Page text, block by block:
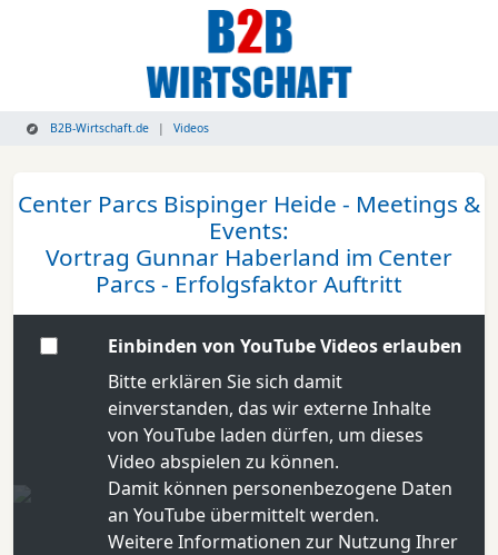
B2B-Wirtschaft.de Videos
Center Parcs Bispinger Heide - Meetings &
Events:
Vortrag Gunnar Haberland im Center
Parcs - Erfolgsfaktor Auftritt
Einbinden von YouTube Videos erlauben
Bitte erklären Sie sich damit
einverstanden, das wir externe Inhalte
von YouTube laden dürfen, um dieses
Video abspielen zu können.
Damit können personenbezogene Daten
an YouTube übermittelt werden.
Weitere Informationen zur Nutzung Ihrer